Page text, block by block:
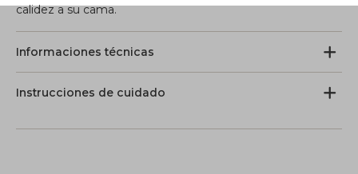
calidez a su cama.
Informaciones técnicas
Instrucciones de cuidado